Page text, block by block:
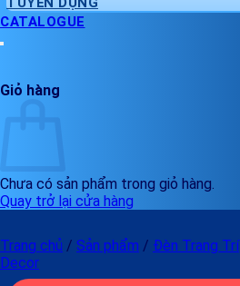
CATALOGUE
Giỏ hàng
Chưa có sản phẩm trong giỏ hàng.
Quay trở lại cửa hàng
Trang chủ / Sản phẩm / Đèn Trang Trí
Decor